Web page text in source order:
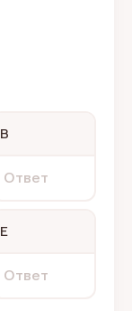
В
Ответ
Е
Ответ